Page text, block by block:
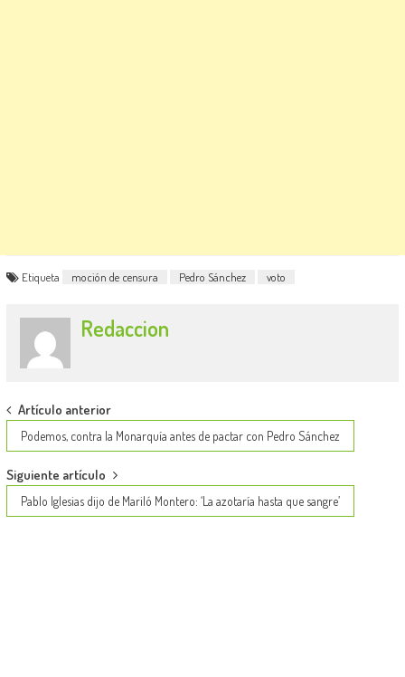
Etiqueta moción de censura Pedro Sánchez voto
Redaccion
Post
navigation
Artículo anterior
Podemos, contra la Monarquía antes de pactar con Pedro Sánchez
Siguiente artículo
Pablo Iglesias dijo de Mariló Montero: ‘La azotaría hasta que sangre’